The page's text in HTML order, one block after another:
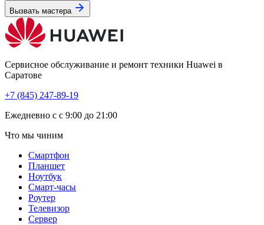
Вызвать мастера
Сервисное обслуживание и ремонт техники Huawei в
Саратове
+7 (845) 247-89-19
Eжедневно с с 9:00 до 21:00
Что мы чиним
Смартфон
Планшет
Ноутбук
Смарт-часы
Роутер
Телевизор
Сервер